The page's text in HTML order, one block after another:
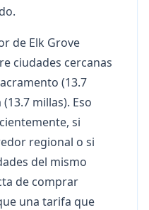
de Elk Grove
ciudades cercanas
(13.7
millas). Eso
si
regional o si
del mismo
de comprar
una tarifa que